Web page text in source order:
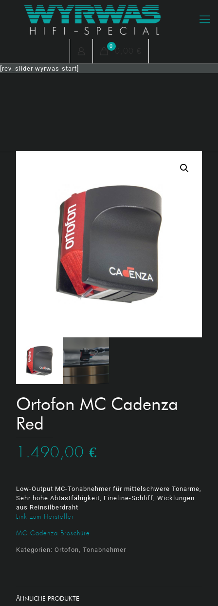
0 0,00 €
[rev_slider wyrwas-start]
Ortofon MC Cadenza
Red
1.490,00 €
Low-Output MC-Tonabnehmer für mittelschwere Tonarme,
Sehr hohe Abtastfähigkeit, Fineline-Schliff, Wicklungen
aus Reinsilberdraht
Link zum Hersteller
MC Cadenza Broschüre
Kategorien: Ortofon Tonabnehmer
ÄHNLICHE PRODUKTE